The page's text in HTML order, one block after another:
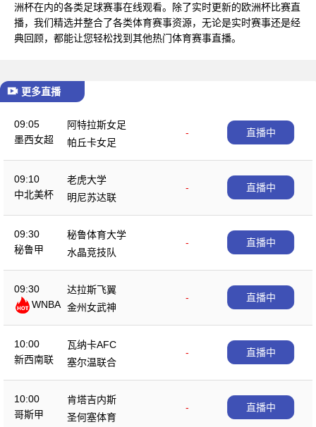
洲杯在内的各类足球赛事在线观看。除了实时更新的欧洲杯比赛直
播，我们精选并整合了各类体育赛事资源，无论是实时赛事还是经
典回顾，都能让您轻松找到其他热门体育赛事直播。
更多直播
09:05
墨西女超
阿特拉斯女足
-
帕丘卡女足
直播中
09:10
中北美杯
老虎大学
-
明尼苏达联
直播中
09:30
秘鲁甲
秘鲁体育大学
-
水晶竞技队
直播中
09:30
WNBA
达拉斯飞翼
-
金州女武神
直播中
10:00
新西南联
瓦纳卡AFC
-
塞尔温联合
直播中
10:00
哥斯甲
肯塔吉内斯
-
圣何塞体育
直播中